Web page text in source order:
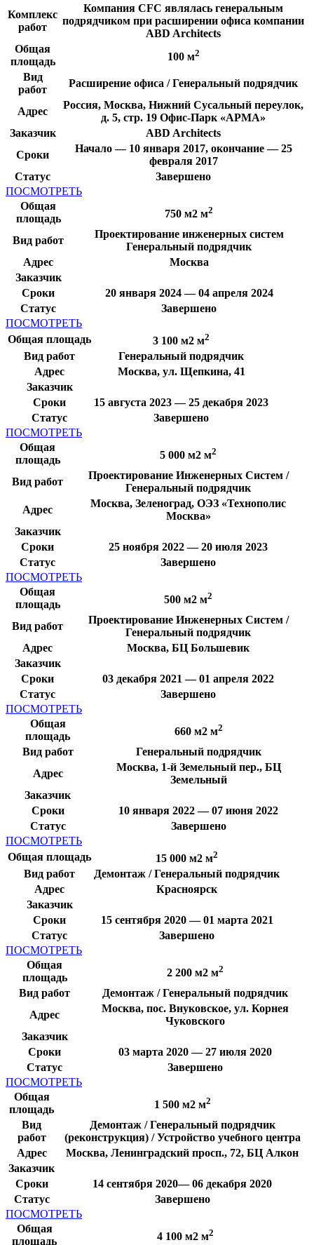
Комплекс
работ
Компания CFC являлась генеральным
подрядчиком при расширении офиса компании
ABD Architects
Общая
площадь
100 м2
Вид
работ
Расширение офиса / Генеральный подрядчик
Адрес
Россия, Москва, Нижний Сусальный переулок,
д. 5, стр. 19 Офис-Парк «АРМА»
Заказчик
ABD Architects
Сроки
Начало — 10 января 2017, окончание — 25
февраля 2017
Статус
Завершено
ПОСМОТРЕТЬ
Общая
площадь
750 м2 м2
Вид работ
Проектирование инженерных систем
Генеральный подрядчик
Адрес
Москва
Заказчик
Сроки
20 января 2024 — 04 апреля 2024
Статус
Завершено
ПОСМОТРЕТЬ
Общая площадь
3 100 м2 м2
Вид работ
Генеральный подрядчик
Адрес
Москва, ул. Щепкина, 41
Заказчик
Сроки
15 августа 2023 — 25 декабря 2023
Статус
Завершено
ПОСМОТРЕТЬ
Общая
площадь
5 000 м2 м2
Вид работ
Проектирование Инженерных Систем /
Генеральный подрядчик
Адрес
Москва, Зеленоград, ОЭЗ «Технополис
Москва»
Заказчик
Сроки
25 ноября 2022 — 20 июля 2023
Статус
Завершено
ПОСМОТРЕТЬ
Общая
площадь
500 м2 м2
Вид работ
Проектирование Инженерных Систем /
Генеральный подрядчик
Адрес
Москва, БЦ Большевик
Заказчик
Сроки
03 декабря 2021 — 01 апреля 2022
Статус
Завершено
ПОСМОТРЕТЬ
Общая
площадь
660 м2 м2
Вид работ
Генеральный подрядчик
Адрес
Москва, 1-й Земельный пер., БЦ
Земельный
Заказчик
Сроки
10 января 2022 — 07 июня 2022
Статус
Завершено
ПОСМОТРЕТЬ
Общая площадь
15 000 м2 м2
Вид работ
Демонтаж / Генеральный подрядчик
Адрес
Красноярск
Заказчик
Сроки
15 сентября 2020 — 01 марта 2021
Статус
Завершено
ПОСМОТРЕТЬ
Общая
площадь
2 200 м2 м2
Вид работ
Демонтаж / Генеральный подрядчик
Адрес
Москва, пос. Внуковское, ул. Корнея
Чуковского
Заказчик
Сроки
03 марта 2020 — 27 июля 2020
Статус
Завершено
ПОСМОТРЕТЬ
Общая
площадь
1 500 м2 м2
Вид
работ
Демонтаж / Генеральный подрядчик
(реконструкция) / Устройство учебного центра
Адрес
Москва, Ленинградский просп., 72, БЦ Алкон
Заказчик
Сроки
14 сентября 2020— 06 декабря 2020
Статус
Завершено
ПОСМОТРЕТЬ
Общая
площадь
4 100 м2 м2